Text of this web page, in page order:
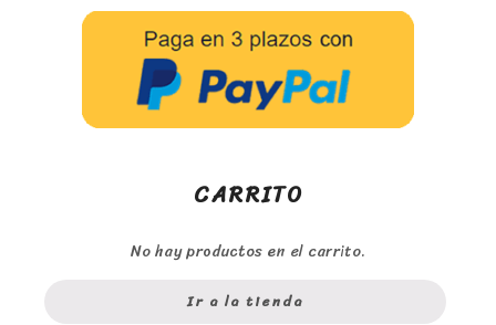
CARRITO
No hay productos en el carrito.
Ir a la tienda